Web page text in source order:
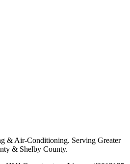
& Air-Conditioning. Serving Greater
& Shelby County.